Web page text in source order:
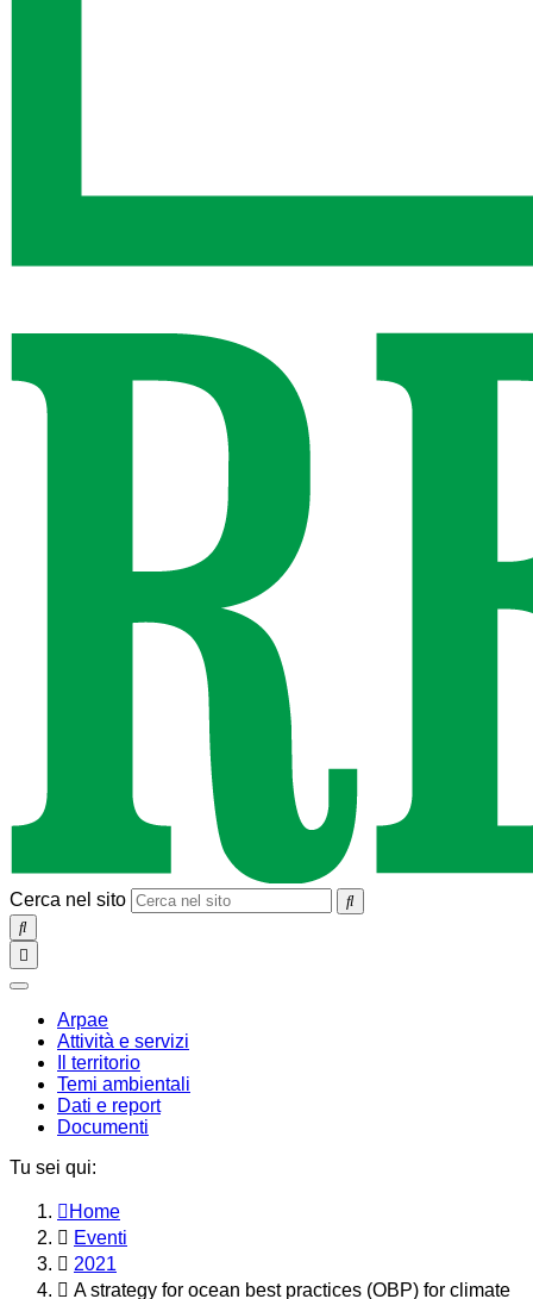
Cerca nel sito
SEARCH
Toggle
navigation
chiudi
Arpae
Attività e servizi
Il territorio
Temi ambientali
Dati e report
Documenti
Tu sei qui:
Home
Eventi
2021
A strategy for ocean best practices (OBP) for climate